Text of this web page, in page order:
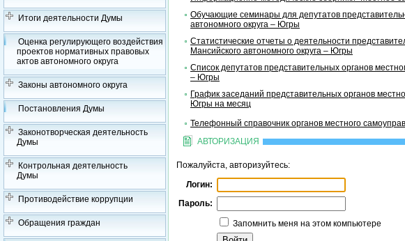
Итоги деятельности Думы
Оценка регулирующего воздействия
проектов нормативных правовых
актов автономного округа
Законы автономного округа
Постановления Думы
Законотворческая деятельность
Думы
Контрольная деятельность
Думы
Противодействие коррупции
Обращения граждан
Обучающие семинары для депутатов
автономного округа – Югры
Статистические отчеты о деятельности
Мансийского автономного округа – Югры
Список депутатов представительных органов
– Югры
График заседаний представительных органов
Югры на месяц
Телефонный справочник органов местного
АВТОРИЗАЦИЯ
Пожалуйста, авторизуйтесь:
Логин:
Пароль:
Запомнить меня на этом компьютере